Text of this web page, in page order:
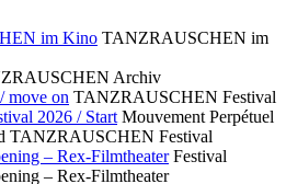
im Kino TANZRAUSCHEN im
Archiv
move on TANZRAUSCHEN Festival
2026 / Start Mouvement Perpétuel
TANZRAUSCHEN Festival
– Rex-Filmtheater Festival
– Rex-Filmtheater